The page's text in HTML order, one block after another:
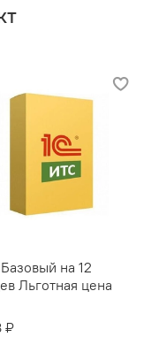
на 12
Льготная цена
₽